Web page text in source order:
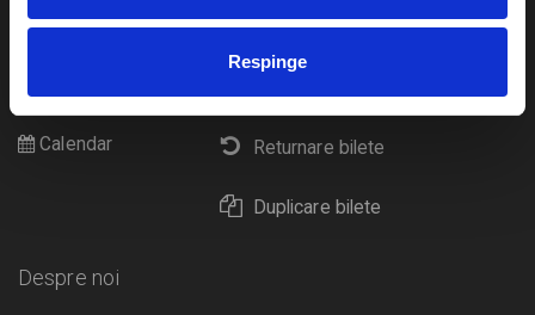
Respinge
eBilet printat acasa
Returnare bilete
Duplicare bilete
Pentru copii
Diverse
Calendar
Despre noi